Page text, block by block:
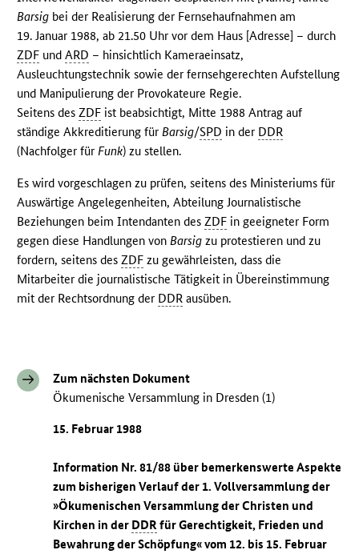
Barsig bei der Realisierung der Fernsehaufnahmen am
19. Januar 1988, ab 21.50 Uhr vor dem Haus [Adresse] – durch
ZDF undARD – hinsichtlich Kameraeinsatz,
Ausleuchtungstechnik sowie der fernsehgerechten Aufstellung
und Manipulierung der Provokateure Regie.
Seitens desZDF ist beabsichtigt, Mitte 1988 Antrag auf
ständige Akkreditierung fürBarsig/SPD in der DDR
(Nachfolger fürFunk) zu stellen.
Es wird vorgeschlagen zu prüfen, seitens des Ministeriums für
Auswärtige Angelegenheiten, Abteilung Journalistische
Beziehungen beim Intendanten desZDF in geeigneter Form
gegen diese Handlungen vonBarsig zu protestieren und zu
fordern, seitens desZDF zu gewährleisten, dass die
Mitarbeiter die journalistische Tätigkeit in Übereinstimmung
mit der Rechtsordnung der DDR ausüben.
Zum nächsten Dokument
Ökumenische Versammlung in Dresden (1)
15. Februar 1988
Information Nr. 81/88 über bemerkenswerte Aspekte
zum bisherigen Verlauf der 1. Vollversammlung der
»Ökumenischen Versammlung der Christen und
Kirchen in der DDR für Gerechtigkeit, Frieden und
Bewahrung der Schöpfung« vom 12. bis 15. Februar